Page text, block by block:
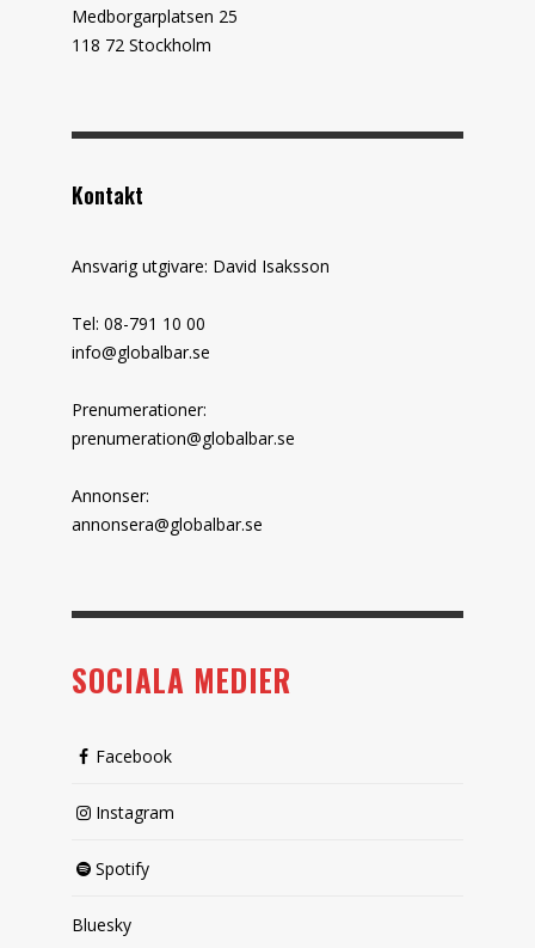
Medborgarplatsen 25
118 72 Stockholm
Kontakt
Ansvarig utgivare: David Isaksson
Tel: 08-791 10 00
info@globalbar.se
Prenumerationer:
prenumeration@globalbar.se
Annonser:
annonsera@globalbar.se
SOCIALA MEDIER
Facebook
Instagram
Spotify
Bluesky